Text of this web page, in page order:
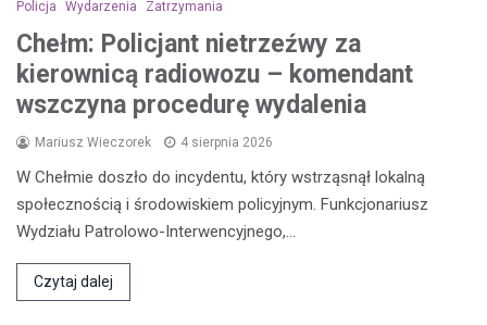
Policja Wydarzenia Zatrzymania
Chełm: Policjant nietrzeźwy za
kierownicą radiowozu – komendant
wszczyna procedurę wydalenia
Mariusz Wieczorek 4 sierpnia 2026
W Chełmie doszło do incydentu, który wstrząsnął lokalną
społecznością i środowiskiem policyjnym. Funkcjonariusz
Wydziału Patrolowo-Interwencyjnego,…
Czytaj dalej